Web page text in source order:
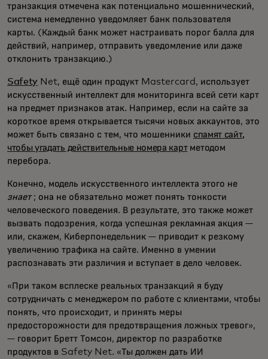
транзакция отмечена как потенциально мошеннический,
система немедленно уведомляет банк пользователя
карты. (Каждый банк может настраивать порог балла для
действий, например, отправить уведомление или даже
отклонить транзакцию.)
Safety Net, ещё один продукт Mastercard, использует
искусственный интеллект для мониторинга всей сети карт
на предмет признаков атак. Например, если на сайте за
короткое время открывается тысячи новых аккаунтов, это
может быть связано с тем, что мошенники спамят сайт,
чтобы угадать действительные номера картметодом
перебора.
Конечно, модель искусственного интеллекта этого не
знает; она не обязательно может понять тонкости
человеческого поведения. В результате, это также может
вызвать подозрения, когда успешная рекламная акция —
или, скажем, Киберпонедельник — приводит к резкому
увеличению трафика на сайте. Именно в умении
распознавать эти различия и вступает в дело человек.
«При таком всплеске реальных транзакций я буду
сотрудничать с менеджером по работе с клиентами, чтобы
понять, что происходит, и принять меры
предосторожности для предотвращения ложных тревог»,
— говорит Бретт Томсон, директор по разработке
продуктов в Safety Net. «Ты должен дать ИИ